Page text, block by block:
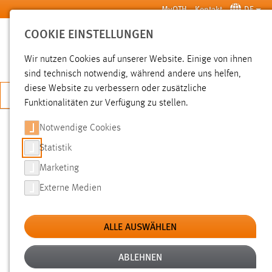
Zum Hauptinhalt springen MyOTH Kontakt DE
SUCHE
JETZT BEWERBEN
SUCHE
FILTER
Typ
Erstellungsdatum
COOKIE EINSTELLUNGEN
Wir nutzen Cookies auf unserer Website. Einige von ihnen
sind technisch notwendig, während andere uns helfen,
diese Website zu verbessern oder zusätzliche
Funktionalitäten zur Verfügung zu stellen.
Notwendige Cookies
Statistik
Marketing
Externe Medien
ALLE AUSWÄHLEN
ABLEHNEN